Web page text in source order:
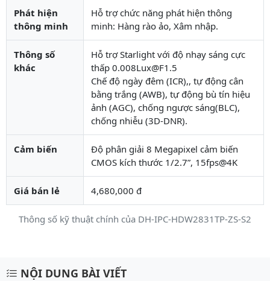
Thông số kỹ thuật chính của DH-IPC-HDW2831TP-ZS-S2
Phát hiện
thông minh
Hỗ trợ chức năng phát hiện thông
minh: Hàng rào ảo, Xâm nhập.
Thông số
khác
Hỗ trợ Starlight với độ nhạy sáng cực
thấp 0.008Lux@F1.5
Chế độ ngày đêm (ICR),, tự động cân
bằng trắng (AWB), tự động bù tín hiệu
ảnh (AGC), chống ngược sáng(BLC),
chống nhiễu (3D-DNR).
Cảm biến
Độ phân giải 8 Megapixel cảm biến
CMOS kích thước 1/2.7”, 15fps@4K
Giá bán lẻ 4,680,000 đ
Mô tả chi tiết sản phẩm
NỘI DUNG BÀI VIẾT